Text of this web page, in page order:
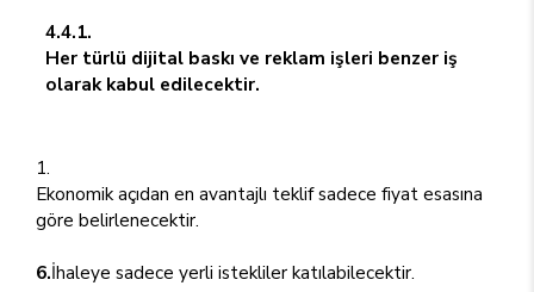
4.4.1.
Her türlü dijital baskı ve reklam işleri benzer iş
olarak kabul edilecektir.
Ekonomik açıdan en avantajlı teklif sadece fiyat esasına
göre belirlenecektir.
6.İhaleye sadece yerli istekliler katılabilecektir.